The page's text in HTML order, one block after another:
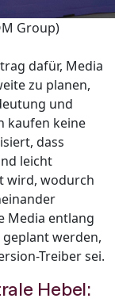
Group)
dafür, Media
zu planen,
und
kaufen keine
dass
leicht
wird, wodurch
Media entlang
werden,
Treiber sei.
Hebel: